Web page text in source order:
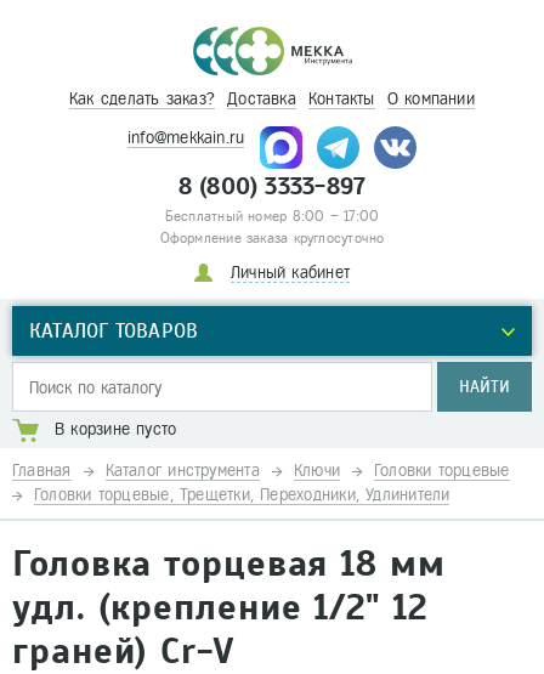
Как сделать заказ? Доставка Контакты О компании
info@mekkain.ru
8 (800) 3333-897
Бесплатный номер 8:00 – 17:00
Оформление заказа круглосуточно
Личный кабинет
КАТАЛОГ ТОВАРОВ
НАЙТИ
В корзине пусто
Главная Каталог инструмента Ключи
Головки торцевые
Головки торцевые, Трещетки, Переходники, Удлинители
Головка торцевая 18 мм
удл. (крепление 1/2" 12
граней) Cr-V